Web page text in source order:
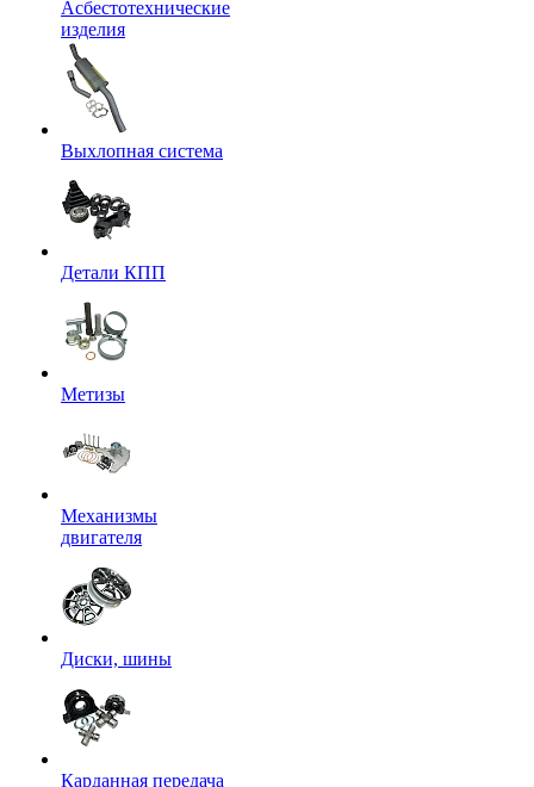
Асбестотехнические
изделия
Выхлопная система
Детали КПП
Метизы
Механизмы
двигателя
Диски, шины
Карданная передача